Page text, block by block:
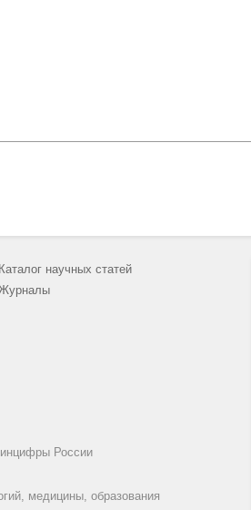
России
медицины, образования
Каталог научных статей